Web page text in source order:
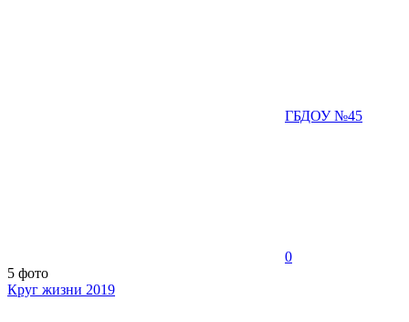
ГБДОУ №45
0
5 фото
Круг жизни 2019